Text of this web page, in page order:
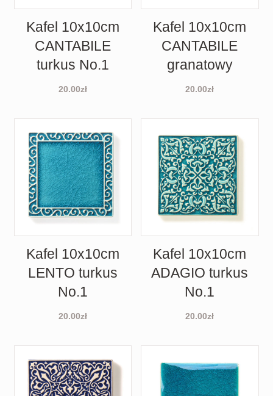
Kafel 10x10cm
CANTABILE
turkus No.1
20.00zł
Kafel 10x10cm
CANTABILE
granatowy
20.00zł
Kafel 10x10cm
LENTO turkus
No.1
20.00zł
Kafel 10x10cm
ADAGIO turkus
No.1
20.00zł